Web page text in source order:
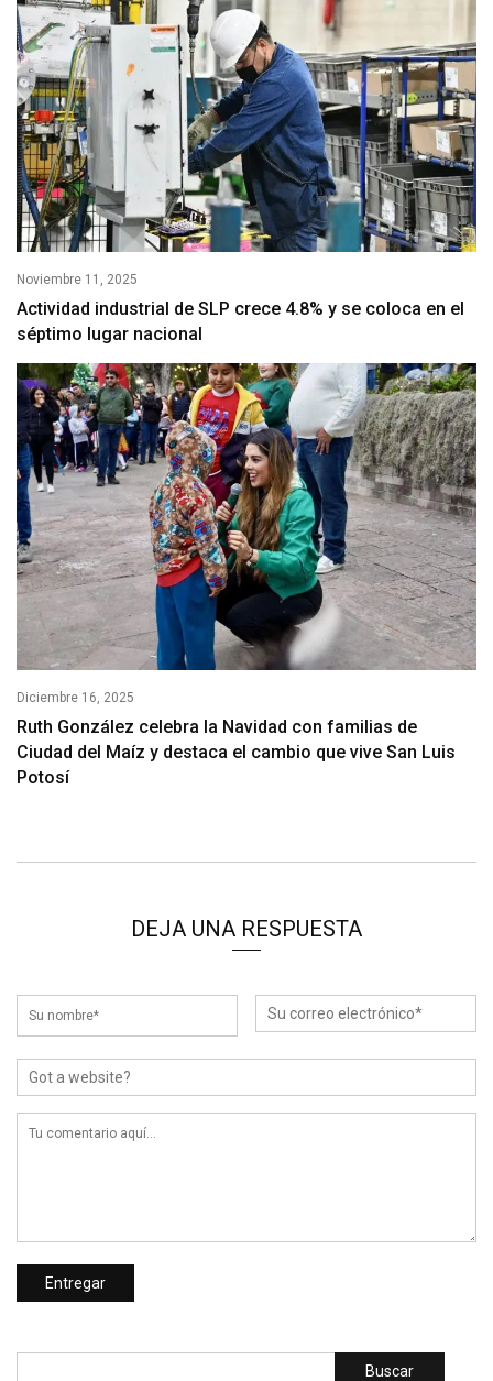
Noviembre 11, 2025
Actividad industrial de SLP crece 4.8% y se coloca en el
séptimo lugar nacional
Diciembre 16, 2025
Ruth González celebra la Navidad con familias de
Ciudad del Maíz y destaca el cambio que vive San Luis
Potosí
DEJA UNA RESPUESTA
Buscar